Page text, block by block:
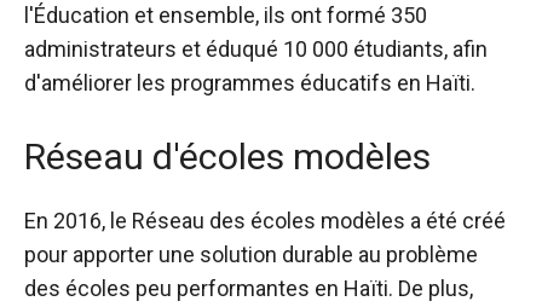
l'Éducation et ensemble, ils ont formé 350
administrateurs et éduqué 10 000 étudiants, afin
d'améliorer les programmes éducatifs en Haïti.
Réseau d'écoles modèles
En 2016, le Réseau des écoles modèles a été créé
pour apporter une solution durable au problème
des écoles peu performantes en Haïti. De plus,